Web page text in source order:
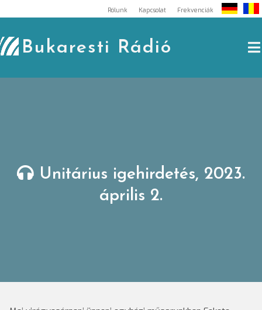
to
content
Rólunk Kapcsolat Frekvenciák
Bukaresti Rádió
Unitárius igehirdetés, 2023.
április 2.